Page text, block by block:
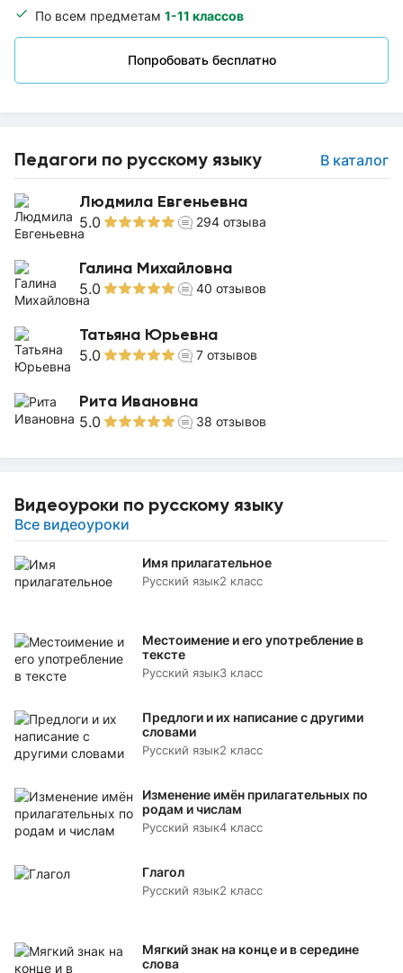
По всем предметам 1-11 классов
Попробовать бесплатно
Педагоги по русскому языку В каталог
Людмила Евгеньевна
5.0 294 отзыва
Галина Михайловна
5.0 40 отзывов
Татьяна Юрьевна
5.0 7 отзывов
Рита Ивановна
5.0 38 отзывов
Видеоуроки по русскому языку
Все видеоуроки
Имя прилагательное
Русский язык2 класс
Местоимение и его употребление в
тексте
Русский язык3 класс
Предлоги и их написание с другими
словами
Русский язык2 класс
Изменение имён прилагательных по
родам и числам
Русский язык4 класс
Глагол
Русский язык2 класс
Мягкий знак на конце и в середине
слова